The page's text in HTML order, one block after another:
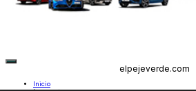
elpejeverde.com
Inicio